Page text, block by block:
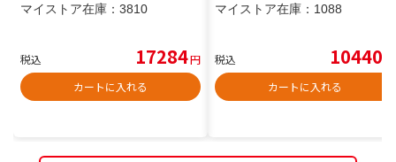
マイストア在庫： 3810
税込 17284円
カートに入れる
マイストア在庫： 1088
税込 10440
カートに入れる